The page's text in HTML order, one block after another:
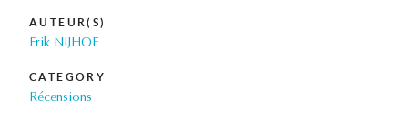
AUTEUR(S)
Erik NIJHOF
CATEGORY
Récensions